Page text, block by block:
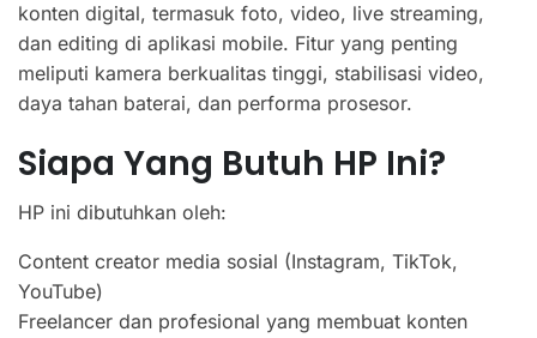
konten digital, termasuk foto, video, live streaming,
dan editing di aplikasi mobile. Fitur yang penting
meliputi kamera berkualitas tinggi, stabilisasi video,
daya tahan baterai, dan performa prosesor.
Siapa Yang Butuh HP Ini?
HP ini dibutuhkan oleh:
Content creator media sosial (Instagram, TikTok,
YouTube)
Freelancer dan profesional yang membuat konten